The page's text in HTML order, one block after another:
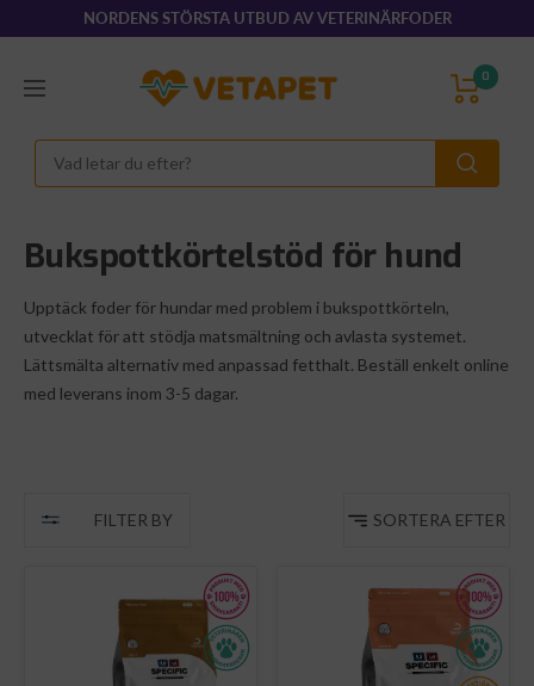
till
NORDENS STÖRSTA UTBUD AV VETERINÄRFODER
Navigering
VetaPet.com 0
Bukspottkörtelstöd för hund
Upptäck foder för hundar med problem i bukspottkörteln,
utvecklat för att stödja matsmältning och avlasta systemet.
Lättsmälta alternativ med anpassad fetthalt. Beställ enkelt online
med leverans inom 3-5 dagar.
FILTER BY SORTERA EFTER